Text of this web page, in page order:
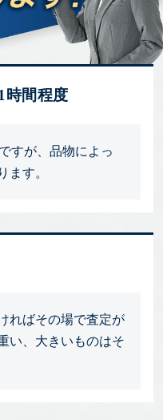
時間程度
すが、品物によっ
ます。
ればその場で査定が
い、大きいものはそ